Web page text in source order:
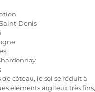
Denis
de côteau, le sol se réduit à
éléments argileux très fins,